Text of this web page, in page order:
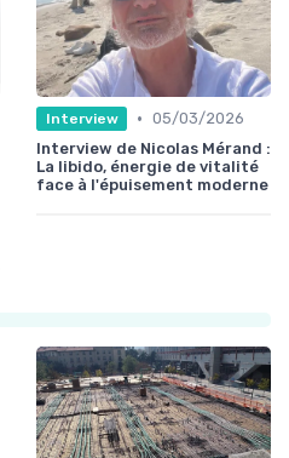
Interview • 05/03/2026
Interview de Nicolas Mérand :
La libido, énergie de vitalité
face à l'épuisement moderne